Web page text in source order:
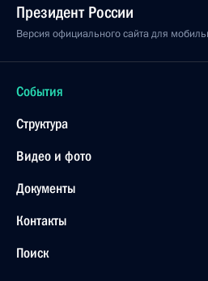
Президент России
Версия официального сайта для
События
Структура
Видео и фото
Документы
Контакты
Поиск